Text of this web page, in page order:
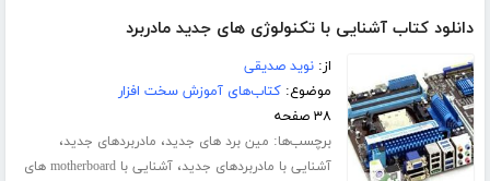
دانلود کتاب آشنایی با تکنولوژی های جدید مادربرد
از:نوید صدیقی
موضوع:کتاب‌های آموزش سخت افزار
۳۸ صفحه
برچسب‌ها: مین برد های جدید، مادربردهای جدید،
آشنایی با مادربردهای جدید،
آشنایی با motherboard های